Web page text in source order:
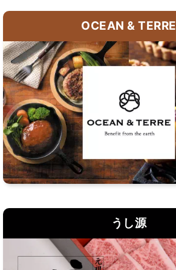
OCEAN & TERRE
うし源